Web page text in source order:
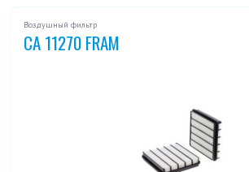
Воздушный фильтр
CA 11270 FRAM